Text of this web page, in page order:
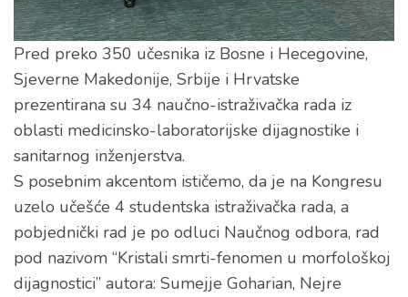
Pred preko 350 učesnika iz Bosne i Hecegovine,
Sjeverne Makedonije, Srbije i Hrvatske
prezentirana su 34 naučno-istraživačka rada iz
oblasti medicinsko-laboratorijske dijagnostike i
sanitarnog inženjerstva.
S posebnim akcentom ističemo, da je na Kongresu
uzelo učešće 4 studentska istraživačka rada, a
pobjednički rad je po odluci Naučnog odbora, rad
pod nazivom “Kristali smrti-fenomen u morfološkoj
dijagnostici” autora: Sumejje Goharian, Nejre